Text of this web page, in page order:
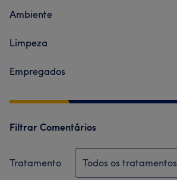
Ambiente
Limpeza
Empregados
Filtrar Comentários
Tratamento Todos os tratamentos